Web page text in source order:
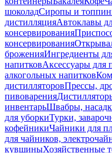
шоколадСиропы и
дистилляцияАвтоклавы
консервирования
консервирования
броженияИнгредиенты
напитковАксессуары для
алкогольных напитков
дистилляторовПрессы,
пивоварения
инвентарьШвабры,
для уборкиТурки,
кофейникиЧайники для
для чайников,
кувшиныХозяйственные